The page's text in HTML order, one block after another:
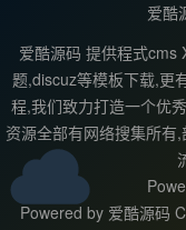
爱酷
爱酷源码 提供程式cms
题,discuz等模板下载,更
程,我们致力打造一个优
资源全部有网络搜集所有
Powered by 爱酷源码